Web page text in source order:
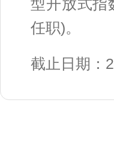
型开放式指
任职)。
截止日期：